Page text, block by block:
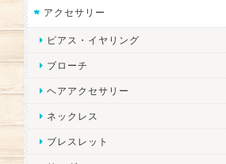
アクセサリー
ピアス・イヤリング
ブローチ
ヘアアクセサリー
ネックレス
ブレスレット